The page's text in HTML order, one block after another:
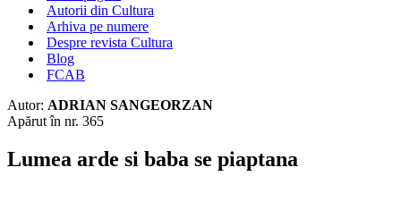
Autorii din Cultura
Arhiva pe numere
Despre revista Cultura
Blog
FCAB
Autor: ADRIAN SANGEORZAN
Apărut în nr. 365
Lumea arde si baba se piaptana